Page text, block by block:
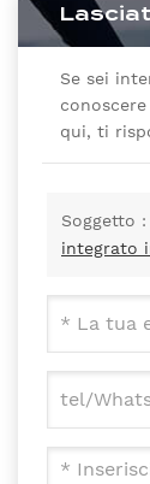
Se sei
qui, ti
Soggetto :
integrato